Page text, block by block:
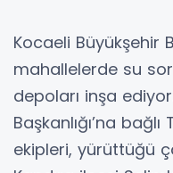
Kocaeli Büyükşehir
mahallelerde su
depoları inşa
Başkanlığı’na
ekipleri, yürüttüğü